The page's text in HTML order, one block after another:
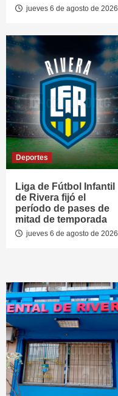
jueves 6 de agosto de 2026
Deportes
Liga de Fútbol Infantil
de Rivera fijó el
período de pases de
mitad de temporada
jueves 6 de agosto de 2026